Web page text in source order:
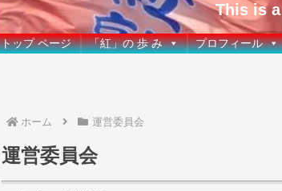
This is
トップ ページ 「紅」の 歩 み プロフィール
ホーム 運営委員会
運営委員会